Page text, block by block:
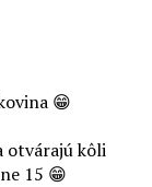
😁
otvárajú kôli
15 😁